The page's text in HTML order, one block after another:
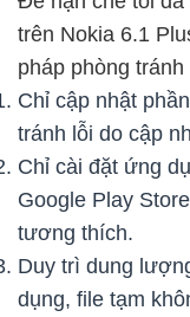
trên Nokia 6.1
pháp phòng tránh
Chỉ cập nhật
tránh lỗi do cập
Chỉ cài đặt ứng
Google Play
tương thích.
Duy trì dung
dụng, file tạm